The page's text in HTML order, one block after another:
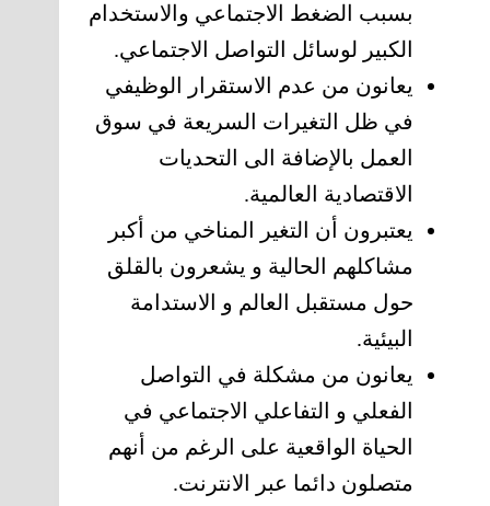
بسبب الضغط الاجتماعي والاستخدام
الكبير لوسائل التواصل الاجتماعي.
يعانون من عدم الاستقرار الوظيفي
في ظل التغيرات السريعة في سوق
العمل بالإضافة الى التحديات
الاقتصادية العالمية.
يعتبرون أن التغير المناخي من أكبر
مشاكلهم الحالية و يشعرون بالقلق
حول مستقبل العالم و الاستدامة
البيئية.
يعانون من مشكلة في التواصل
الفعلي و التفاعلي الاجتماعي في
الحياة الواقعية على الرغم من أنهم
متصلون دائما عبر الانترنت.